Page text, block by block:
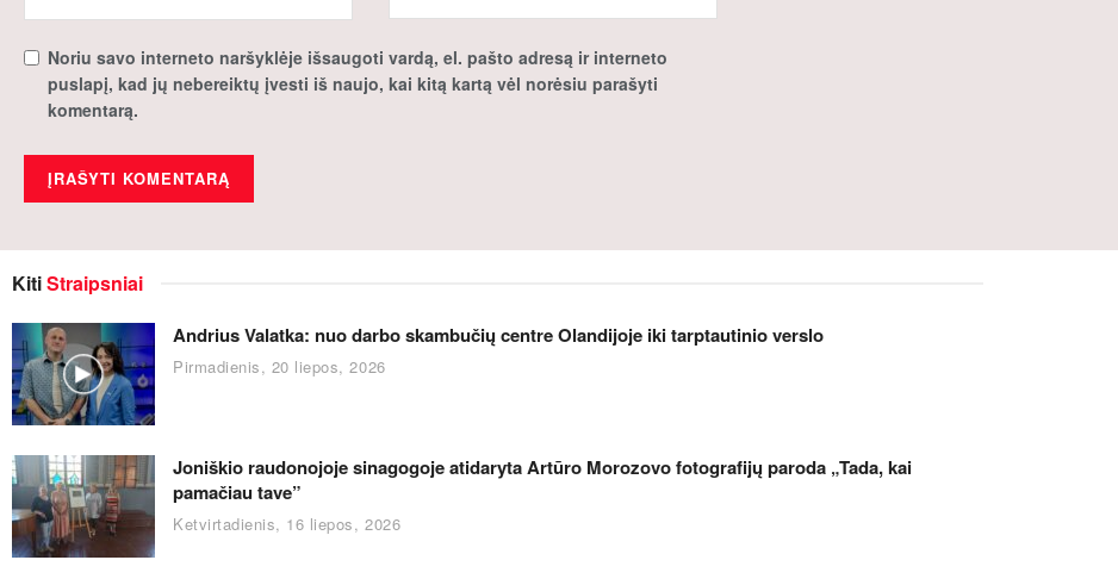
Noriu savo interneto naršyklėje išsaugoti vardą, el. pašto adresą ir interneto
puslapį, kad jų nebereiktų įvesti iš naujo, kai kitą kartą vėl norėsiu parašyti
komentarą.
KitiStraipsniai
Andrius Valatka: nuo darbo skambučių centre Olandijoje iki tarptautinio verslo
Pirmadienis, 20 liepos, 2026
Joniškio raudonojoje sinagogoje atidaryta Artūro Morozovo fotografijų paroda „Tada, kai
pamačiau tave”
Ketvirtadienis, 16 liepos, 2026